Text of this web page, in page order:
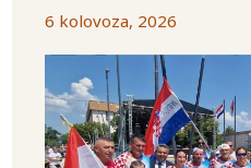
6 kolovoza, 2026